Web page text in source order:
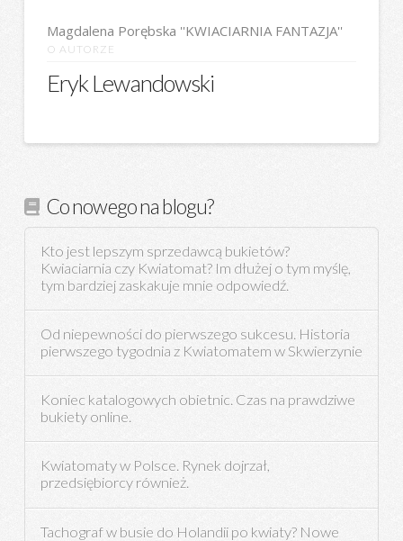
Magdalena Porębska ''KWIACIARNIA FANTAZJA''
O AUTORZE
Eryk Lewandowski
Co nowego na blogu?
Kto jest lepszym sprzedawcą bukietów?
Kwiaciarnia czy Kwiatomat? Im dłużej o tym myślę,
tym bardziej zaskakuje mnie odpowiedź.
Od niepewności do pierwszego sukcesu. Historia
pierwszego tygodnia z Kwiatomatem w Skwierzynie
Koniec katalogowych obietnic. Czas na prawdziwe
bukiety online.
Kwiatomaty w Polsce. Rynek dojrzał,
przedsiębiorcy również.
Tachograf w busie do Holandii po kwiaty? Nowe